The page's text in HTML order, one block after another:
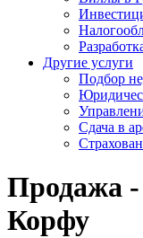
Другие услуги
Подбор
Сдача в
Продажа -
Корфу